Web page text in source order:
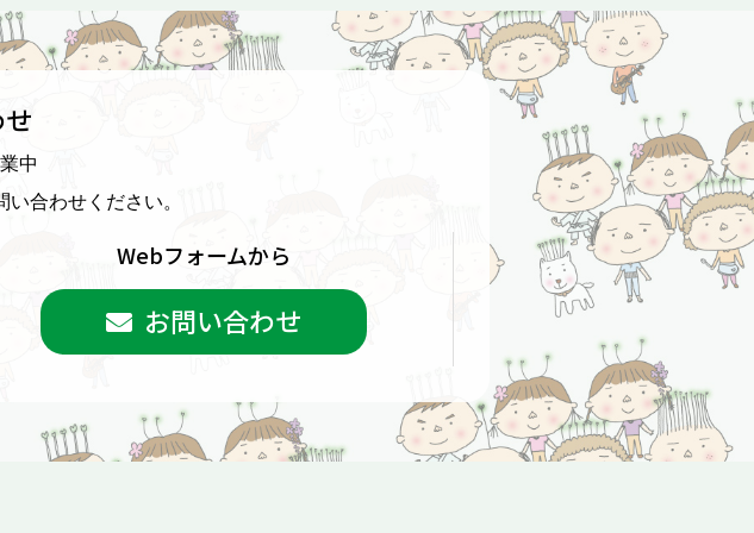
中
い合わせください。
Webフォームから
お問い合わせ